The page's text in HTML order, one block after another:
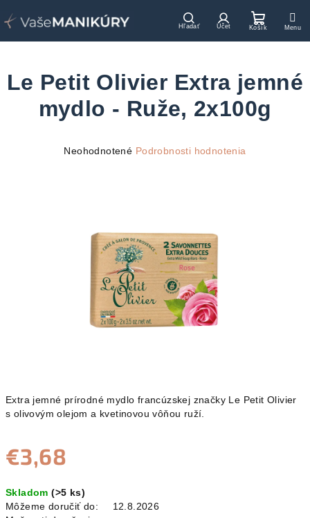
na
HľadaťPrihlásenie
košík
Extra jemné prírodné mydlo francúzskej značky Le Petit Olivier
s olivovým olejom a kvetinovou vôňou ruží.
€3,68
cena:
Skladom(>5 ks)
Môžeme doručiť do:
12.8.2026
Le Petit Olivier Extra jemné
mydlo - Ruže, 2x100g
Priemerné
hviezdičiek.
Neohodnotené Podrobnosti hodnotenia